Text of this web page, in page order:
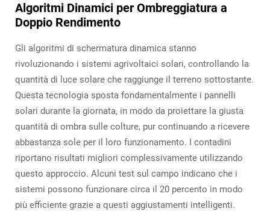
Algoritmi Dinamici per Ombreggiatura a
Doppio Rendimento
Gli algoritmi di schermatura dinamica stanno
rivoluzionando i sistemi agrivoltaici solari, controllando la
quantità di luce solare che raggiunge il terreno sottostante.
Questa tecnologia sposta fondamentalmente i pannelli
solari durante la giornata, in modo da proiettare la giusta
quantità di ombra sulle colture, pur continuando a ricevere
abbastanza sole per il loro funzionamento. I contadini
riportano risultati migliori complessivamente utilizzando
questo approccio. Alcuni test sul campo indicano che i
sistemi possono funzionare circa il 20 percento in modo
più efficiente grazie a questi aggiustamenti intelligenti.